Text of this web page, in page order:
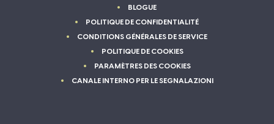
BLOGUE
POLITIQUE DE CONFIDENTIALITÉ
CONDITIONS GÉNÉRALES DE SERVICE
POLITIQUE DE COOKIES
PARAMÈTRES DES COOKIES
CANALE INTERNO PER LE SEGNALAZIONI